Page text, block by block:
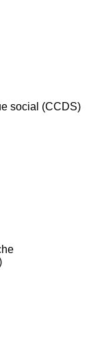
social (CCDS)